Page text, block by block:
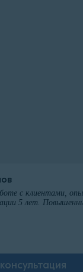
с клиентами,
5 лет.